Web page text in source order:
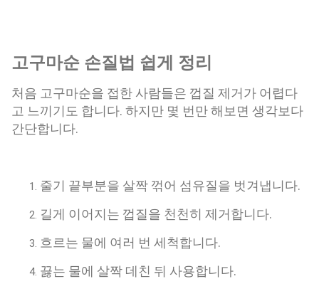
고구마순 손질법 쉽게 정리
처음 고구마순을 접한 사람들은 껍질 제거가 어렵다
고 느끼기도 합니다. 하지만 몇 번만 해보면 생각보다
간단합니다.
줄기 끝부분을 살짝 꺾어 섬유질을 벗겨냅니다.
길게 이어지는 껍질을 천천히 제거합니다.
흐르는 물에 여러 번 세척합니다.
끓는 물에 살짝 데친 뒤 사용합니다.